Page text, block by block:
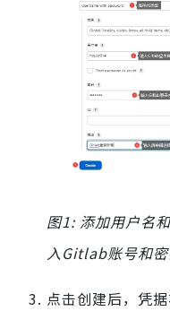
图1: 添加用户名
入Gitlab账号和密
点击创建后，凭